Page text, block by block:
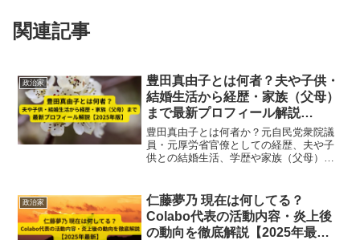
関連記事
政治家
豊田真由子とは何者？夫や子供・
結婚生活から経歴・家族（父母）
まで最新プロフィール解説
【2025年版】
豊田真由子とは何者か？元自民党衆院議
員・元厚労省官僚としての経歴、夫や子
供との結婚生活、学歴や家族（父母）ま
政治家
仁藤夢乃 現在は何してる？
Colabo代表の活動内容・炎上後
の動向を徹底解説【2025年最